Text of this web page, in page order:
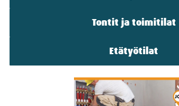
Tontit ja toimitilat
Etätyötilat